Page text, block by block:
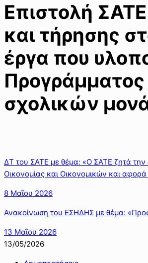
Επιστολή
και τήρησης
έργα που
Προγράμματος
σχολικών
ΔΤ του ΣΑΤΕ με θέμα: «Ο ΣΑΤΕ ζητά την
Οικονομίας και Οικονομικών και
8 Μαΐου 2026
Ανακοίνωση του ΕΣΗΔΗΣ με θέμα:
13 Μαΐου 2026
13/05/2026